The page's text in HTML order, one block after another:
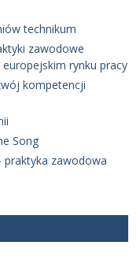
technikum
zawodowe
rynku pracy
kompetencji
Song
praktyka zawodowa